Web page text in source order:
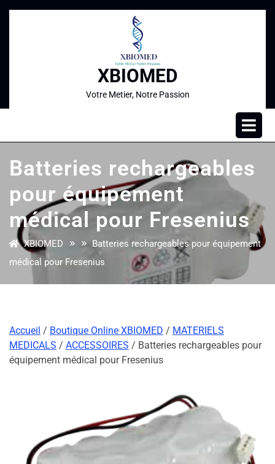
XBIOMED
Votre Metier, Notre Passion
Batteries rechargeables
pour équipement
médical pour Fresenius
XBIOMED » » Batteries rechargeables pour équipement
médical pour Fresenius
Accueil / Boutique Online XBIOMED / MATERIELS
MEDICALS / ACCESSOIRES / Batteries rechargeables pour
équipement médical pour Fresenius